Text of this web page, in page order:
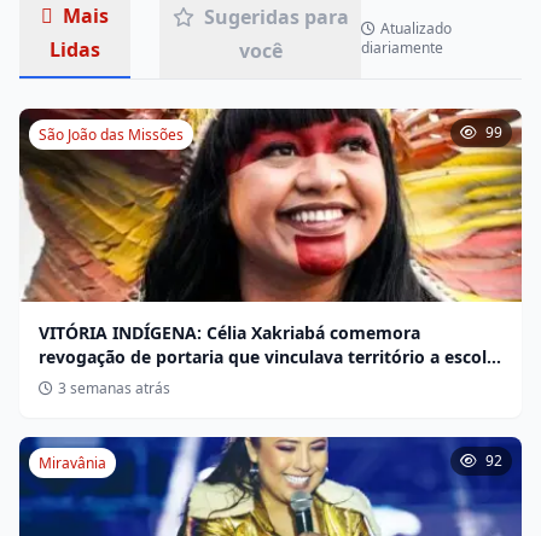
Mais
Lidas
Sugeridas para
você
Atualizado
diariamente
São João das Missões 99
VITÓRIA INDÍGENA: Célia Xakriabá comemora
revogação de portaria que vinculava território a escola
não indígena
3 semanas atrás
Miravânia 92